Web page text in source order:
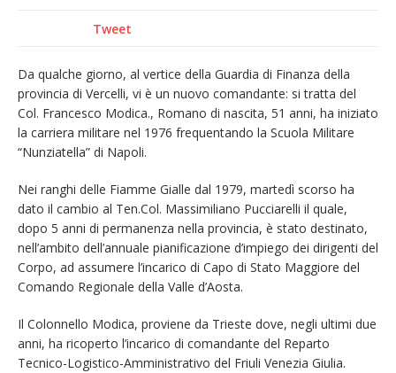
Tweet
Da qualche giorno, al vertice della Guardia di Finanza della
provincia di Vercelli, vi è un nuovo comandante: si tratta del
Col. Francesco Modica., Romano di nascita, 51 anni, ha iniziato
la carriera militare nel 1976 frequentando la Scuola Militare
“Nunziatella” di Napoli.
Nei ranghi delle Fiamme Gialle dal 1979, martedì scorso ha
dato il cambio al Ten.Col. Massimiliano Pucciarelli il quale,
dopo 5 anni di permanenza nella provincia, è stato destinato,
nell’ambito dell’annuale pianificazione d’impiego dei dirigenti del
Corpo, ad assumere l’incarico di Capo di Stato Maggiore del
Comando Regionale della Valle d’Aosta.
Il Colonnello Modica, proviene da Trieste dove, negli ultimi due
anni, ha ricoperto l’incarico di comandante del Reparto
Tecnico-Logistico-Amministrativo del Friuli Venezia Giulia.